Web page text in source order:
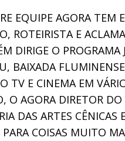
EQUIPE AGORA TEM
ROTEIRISTA E
DIRIGE O
BAIXADA
TV E CINEMA EM
O AGORA DIRETOR
DAS ARTES
PARA COISAS MUITO